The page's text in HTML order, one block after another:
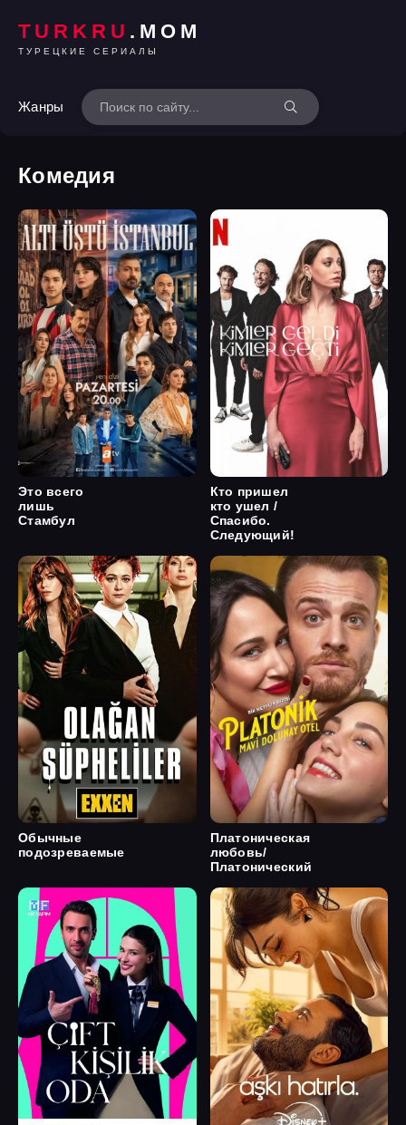
TURKRU .MOM
ТУРЕЦКИЕ СЕРИАЛЫ
Жанры
Комедия
Это всего
лишь
Стамбул
Кто пришел
кто ушел /
Спасибо.
Следующий!
Обычные
подозреваемые
Платоническая
любовь/
Платонический